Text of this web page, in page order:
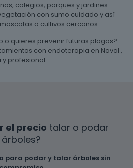
colegios, parques y jardines
con sumo cuidado y así
o cultivos cercanos.
o quieres prevenir futuras plagas?
con endoterapia en Naval ,
y profesional.
el precio talar o podar
árboles?
para podar y talar árboles sin